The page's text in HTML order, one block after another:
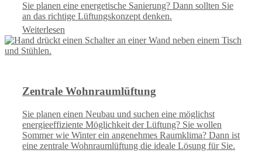
Sie planen eine energetische Sanierung? Dann sollten Sie
an das richtige Lüftungskonzept denken.
Weiterlesen
Zentrale Wohnraumlüftung
Sie planen einen Neubau und suchen eine möglichst
energieeffiziente Möglichkeit der Lüftung? Sie wollen
Sommer wie Winter ein angenehmes Raumklima? Dann ist
eine zentrale Wohnraumlüftung die ideale Lösung für Sie.